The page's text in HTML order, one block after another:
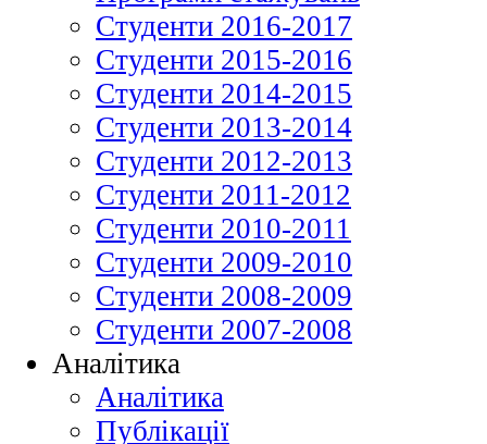
Студенти 2016-2017
Студенти 2015-2016
Студенти 2014-2015
Студенти 2013-2014
Студенти 2012-2013
Студенти 2011-2012
Студенти 2010-2011
Студенти 2009-2010
Студенти 2008-2009
Студенти 2007-2008
Аналітика
Аналітика
Публікації